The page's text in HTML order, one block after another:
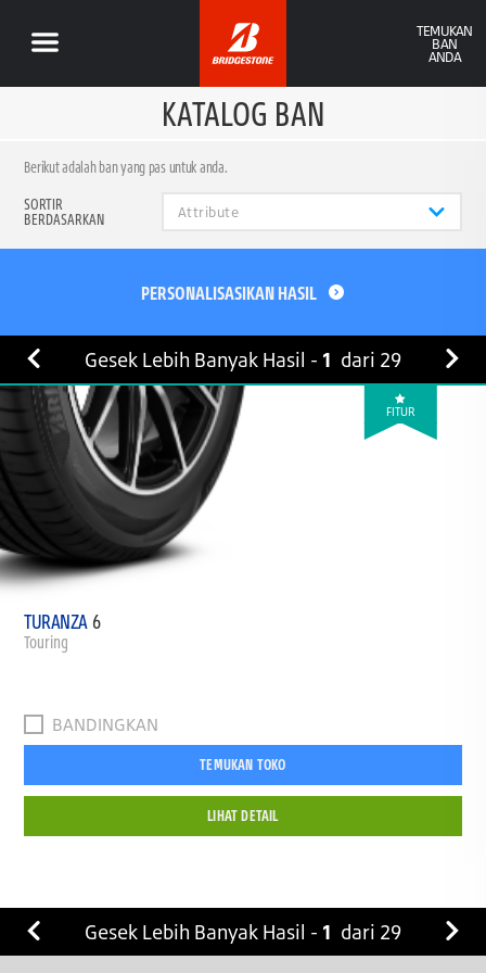
TEMUKAN
BAN
ANDA
KATALOG BAN
Berikut adalah ban yang pas untuk anda.
SORTIR
BERDASARKAN
PERSONALISASIKAN HASIL
Gesek Lebih Banyak Hasil - 1 dari 29
FITUR
TURANZA 6
Touring
BANDINGKAN
TEMUKAN TOKO
LIHAT DETAIL
Gesek Lebih Banyak Hasil - 1 dari 29